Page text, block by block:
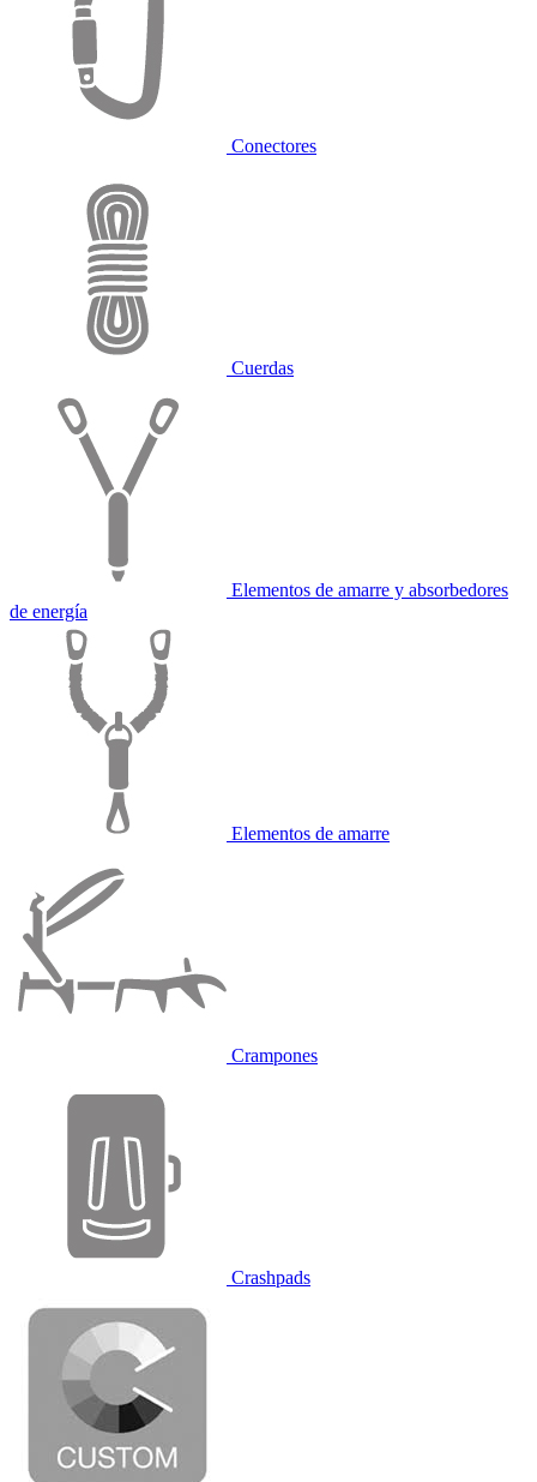
Conectores
Cuerdas
Elementos de amarre y absorbedores
de energía
Elementos de amarre
Crampones
Crashpads